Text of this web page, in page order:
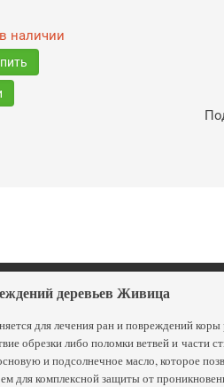
наличии
деревьев Живица
для лечения ран и повреждений коры
обрезки либо поломки ветвей и части
и подсолнечное масло, которое
для комплексной защиты от